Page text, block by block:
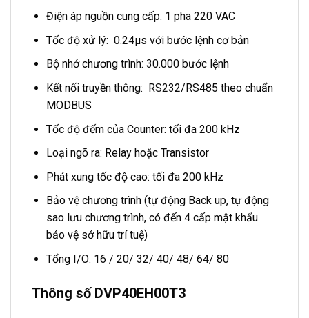
Điện áp nguồn cung cấp: 1 pha 220 VAC
Tốc độ xử lý: 0.24μs với bước lệnh cơ bản
Bộ nhớ chương trình: 30.000 bước lệnh
Kết nối truyền thông: RS232/RS485 theo chuẩn
MODBUS
Tốc độ đếm của Counter: tối đa 200 kHz
Loại ngõ ra: Relay hoặc Transistor
Phát xung tốc độ cao: tối đa 200 kHz
Bảo vệ chương trình (tự động Back up, tự động
sao lưu chương trình, có đến 4 cấp mật khẩu
bảo vệ sở hữu trí tuệ)
Tổng I/O: 16 / 20/ 32/ 40/ 48/ 64/ 80
Thông số DVP40EH00T3